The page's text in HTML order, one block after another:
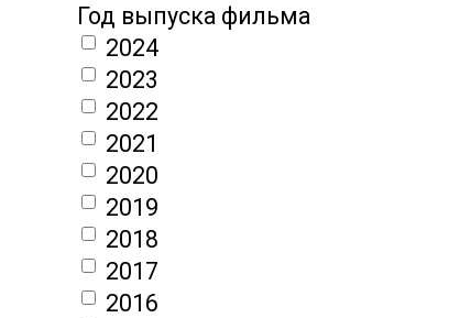
Год выпуска фильма
2024
2023
2022
2021
2020
2019
2018
2017
2016